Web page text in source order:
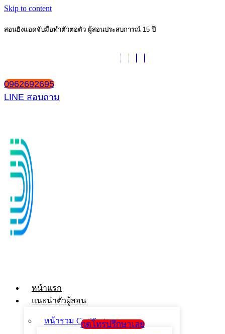
Skip to content
สอนยิงแอดจับมือทำตัวต่อตัว ผู้สอนประสบการณ์ 15 ปี
0962692695
LINE สอบถาม
หน้าแรก
แนะนำตัวผู้สอน
หน้ารวม Certificateกดโทรปรึกษาเลย